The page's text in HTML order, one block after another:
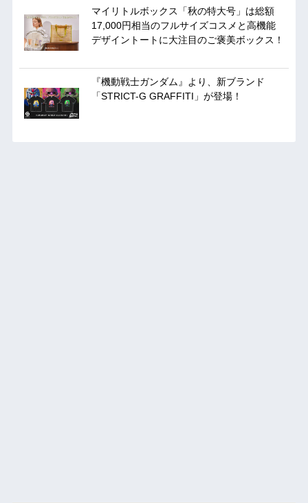
マイリトルボックス「秋の特大号」は総額
17,000円相当のフルサイズコスメと高機能
デザイントートに大注目のご褒美ボックス！
『機動戦士ガンダム』より、新ブランド
「STRICT-G GRAFFITI」が登場！